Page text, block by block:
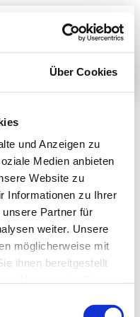
Über Cookies
und Anzeigen zu
Medien anbieten
Website zu
Informationen zu Ihrer
Partner für
weiter. Unsere
möglicherweise mit
ihnen bereitgestellt